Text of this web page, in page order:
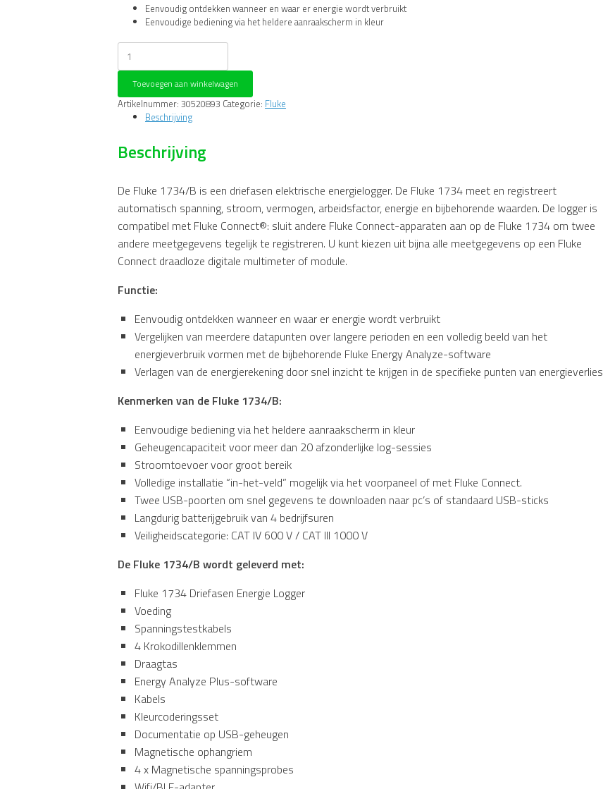
Eenvoudig ontdekken wanneer en waar er energie wordt verbruikt
Eenvoudige bediening via het heldere aanraakscherm in kleur
Fluke-
1734/B
Draagbare
Energie
Logger
zonder
Fluke
Toevoegen aan winkelwagen
Artikelnummer: 30520893 Categorie: Fluke
Beschrijving
Beschrijving
De Fluke 1734/B is een driefasen elektrische energielogger. De Fluke 1734 meet en registreert
automatisch spanning, stroom, vermogen, arbeidsfactor, energie en bijbehorende waarden. De logger is
compatibel met Fluke Connect®: sluit andere Fluke Connect-apparaten aan op de Fluke 1734 om twee
andere meetgegevens tegelijk te registreren. U kunt kiezen uit bijna alle meetgegevens op een Fluke
Connect draadloze digitale multimeter of module.
Functie:
Eenvoudig ontdekken wanneer en waar er energie wordt verbruikt
Vergelijken van meerdere datapunten over langere perioden en een volledig beeld van het
energieverbruik vormen met de bijbehorende Fluke Energy Analyze-software
Verlagen van de energierekening door snel inzicht te krijgen in de specifieke punten van energieverlies
Kenmerken van de Fluke 1734/B:
Eenvoudige bediening via het heldere aanraakscherm in kleur
Geheugencapaciteit voor meer dan 20 afzonderlijke log-sessies
Stroomtoevoer voor groot bereik
Volledige installatie “in-het-veld” mogelijk via het voorpaneel of met Fluke Connect.
Twee USB-poorten om snel gegevens te downloaden naar pc’s of standaard USB-sticks
Langdurig batterijgebruik van 4 bedrijfsuren
Veiligheidscategorie: CAT IV 600 V / CAT III 1000 V
De Fluke 1734/B wordt geleverd met:
Fluke 1734 Driefasen Energie Logger
Voeding
Spanningstestkabels
4 Krokodillenklemmen
Draagtas
Energy Analyze Plus-software
Kabels
Kleurcoderingsset
Documentatie op USB-geheugen
Magnetische ophangriem
4 x Magnetische spanningsprobes